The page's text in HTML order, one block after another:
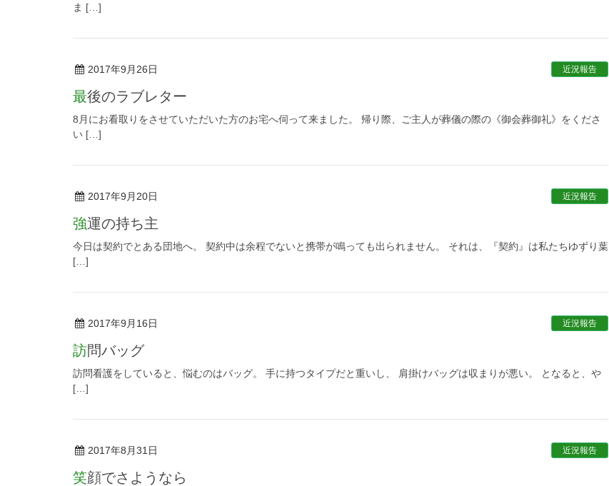
ま […]
2017年9月26日 近況報告
最後のラブレター
8月にお看取りをさせていただいた方のお宅へ伺って来ました。 帰り際、ご主人が葬儀の際の《御会葬御礼》をくださ
い […]
2017年9月20日 近況報告
強運の持ち主
今日は契約でとある団地へ。 契約中は余程でないと携帯が鳴っても出られません。 それは、『契約』は私たちゆずり葉
[…]
2017年9月16日 近況報告
訪問バッグ
訪問看護をしていると、悩むのはバッグ。 手に持つタイプだと重いし、 肩掛けバッグは収まりが悪い。 となると、や
[…]
2017年8月31日 近況報告
笑顔でさようなら